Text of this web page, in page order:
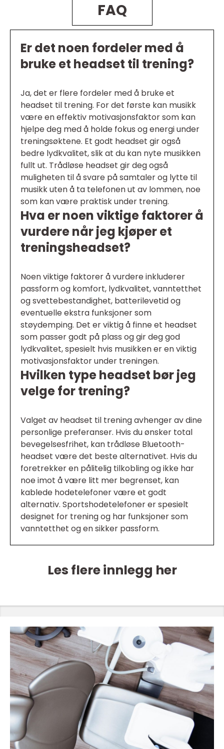
FAQ
Er det noen fordeler med å
bruke et headset til trening?
Ja, det er flere fordeler med å bruke et
headset til trening. For det første kan musikk
være en effektiv motivasjonsfaktor som kan
hjelpe deg med å holde fokus og energi under
treningsøktene. Et godt headset gir også
bedre lydkvalitet, slik at du kan nyte musikken
fullt ut. Trådløse headset gir deg også
muligheten til å svare på samtaler og lytte til
musikk uten å ta telefonen ut av lommen, noe
som kan være praktisk under trening.
Hva er noen viktige faktorer å
vurdere når jeg kjøper et
treningsheadset?
Noen viktige faktorer å vurdere inkluderer
passform og komfort, lydkvalitet, vanntetthet
og svettebestandighet, batterilevetid og
eventuelle ekstra funksjoner som
støydemping. Det er viktig å finne et headset
som passer godt på plass og gir deg god
lydkvalitet, spesielt hvis musikken er en viktig
motivasjonsfaktor under treningen.
Hvilken type headset bør jeg
velge for trening?
Valget av headset til trening avhenger av dine
personlige preferanser. Hvis du ønsker total
bevegelsesfrihet, kan trådløse Bluetooth-
headset være det beste alternativet. Hvis du
foretrekker en pålitelig tilkobling og ikke har
noe imot å være litt mer begrenset, kan
kablede hodetelefoner være et godt
alternativ. Sportshodetelefoner er spesielt
designet for trening og har funksjoner som
vanntetthet og en sikker passform.
Les flere innlegg her